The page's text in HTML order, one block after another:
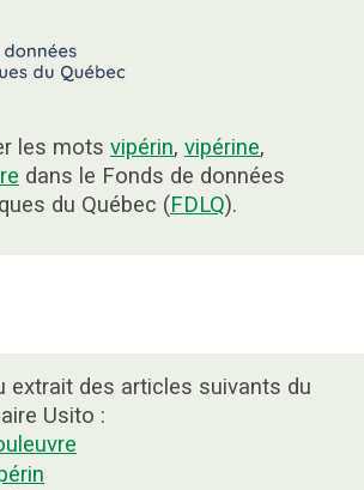
les mots vipérin, vipérine,
dans le Fonds de données
du Québec (FDLQ).
extrait des articles suivants du
Usito :